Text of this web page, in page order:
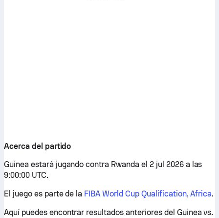
Acerca del partido
Guinea estará jugando contra Rwanda el 2 jul 2026 a las
9:00:00 UTC.
El juego es parte de la FIBA World Cup Qualification, Africa.
Aquí puedes encontrar resultados anteriores del Guinea vs.